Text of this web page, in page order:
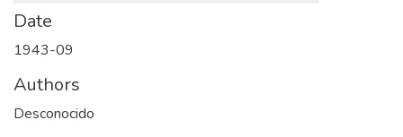
Date
1943-09
Authors
Desconocido